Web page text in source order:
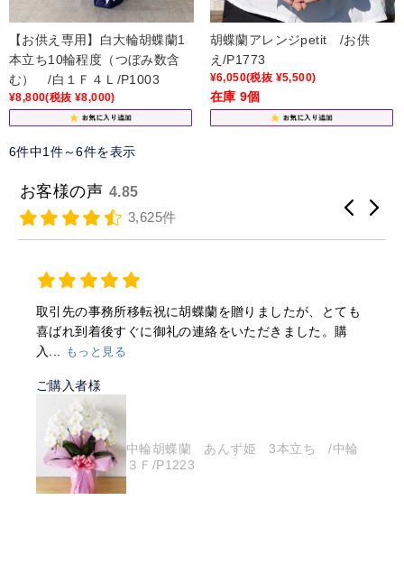
【お供え専用】白大輪胡蝶蘭1
本立ち10輪程度（つぼみ数含
む） /白１Ｆ４Ｌ/P1003
¥8,800(税抜 ¥8,000)
胡蝶蘭アレンジpetit /お供
え/P1773
¥6,050(税抜 ¥5,500)
在庫 9個
6件中1件～6件を表示
お客様の声 4.85
3,625件
取引先の事務所移転祝に胡蝶蘭を贈りましたが、とても
喜ばれ到着後すぐに御礼の連絡をいただきました。購
入...
もっと見る
ご購入者様
中輪胡蝶蘭 あんず姫 3本立ち /中輪
３Ｆ/P1223